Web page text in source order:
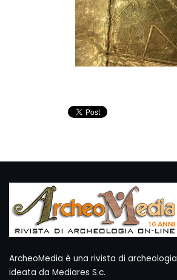
ArcheoMedia è una rivista di archeologia
ideata da Mediares S.c.